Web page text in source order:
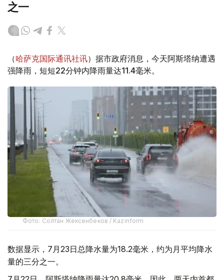
之一
（哈萨克国际通讯社讯）据市政府消息，今天阿斯塔纳遭遇
强降雨，短短22分钟内降雨量达11.4毫米。
Фото: Солтан Жексенбеков / Kazinform
数据显示，7月23日总降水量为18.2毫米，约为月平均降水
量的三分之一。